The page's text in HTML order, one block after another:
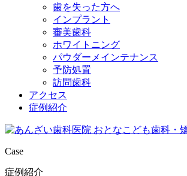
歯を失った方へ
インプラント
審美歯科
ホワイトニング
パウダーメインテナンス
予防処置
訪問歯科
アクセス
症例紹介
Case
症例紹介